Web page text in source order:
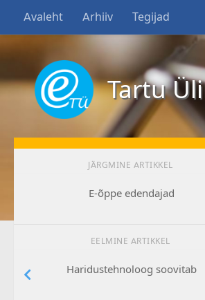
Avaleht Arhiiv Tegijad
Tartu
JÄRGMINE ARTIKKEL
E-õppe edendajad
EELMINE ARTIKKEL
Haridustehnoloog soovitab